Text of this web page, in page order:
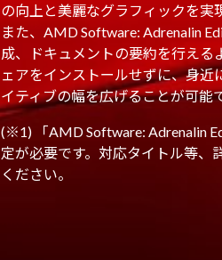
の向上と美麗なグラフィックを実
また、AMD Software: Adrenalin
成、ドキュメントの要約を行える
ェアをインストールせずに、身
イティブの幅を広げることが可能
(※1) 「AMD Software: Adrenalin
定が必要です。対応タイトル等
ください。